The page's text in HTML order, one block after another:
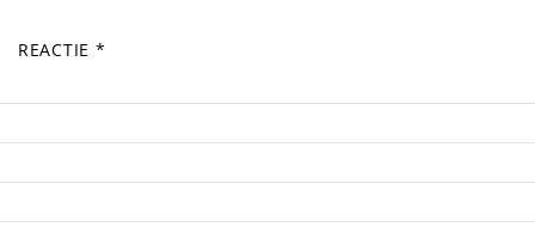
REACTIE *